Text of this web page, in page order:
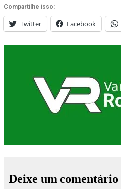
Compartilhe isso:
Twitter Facebook
Deixe um comentário